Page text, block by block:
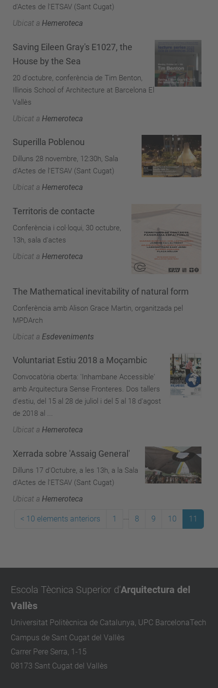
d'Actes de l'ETSAV (Sant Cugat)
Ubicat a Hemeroteca
Saving Eileen Gray's E1027, the
House by the Sea
20 d'octubre, conferència de Tim Benton,
Illinois School of Architecture at Barcelona El
Vallès
Ubicat a Hemeroteca
Superilla Poblenou
Dilluns 28 novembre, 12:30h, Sala
d'Actes de l'ETSAV (Sant Cugat)
Ubicat a Hemeroteca
Territoris de contacte
Conferència i col·loqui, 30 octubre,
13h, sala d'actes
Ubicat a Hemeroteca
The Mathematical inevitability of natural form
Conferència amb Alison Grace Martin, organitzada pel
MPDArch
Ubicat a Esdeveniments
Voluntariat Estiu 2018 a Moçambic
Convocatòria oberta: 'Inhambane Accessible'
amb Arquitectura Sense Fronteres. Dos tallers
d'estiu, del 15 al 28 de juliol i del 5 al 18 d'agost
de 2018 al ...
Ubicat a Hemeroteca
Xerrada sobre 'Assaig General'
Dilluns 17 d'Octubre, a les 13h, a la Sala
d'Actes de l'ETSAV (Sant Cugat)
Ubicat a Hemeroteca
< 10 elements anteriors 1 8 9 10 11
Escola Tècnica Superior d'Arquitectura del
Vallès
Universitat Politècnica de Catalunya, UPC BarcelonaTech
Campus de Sant Cugat del Vallès
Carrer Pere Serra, 1-15
08173 Sant Cugat del Vallès